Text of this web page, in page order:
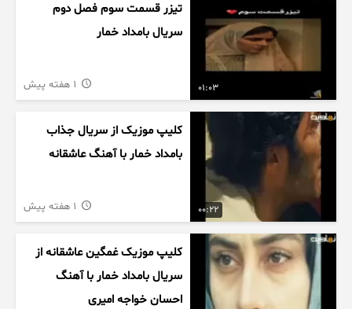
01:03
تیزر قسمت سوم فصل دوم
سریال بامداد خمار
00:22
کلیپ موزیک از سریال جذاب
بامداد خمار با آهنگ عاشقانه
کلیپ موزیک غمگین عاشقانه از
سریال بامداد خمار با آهنگ
احسان خواجه امیری